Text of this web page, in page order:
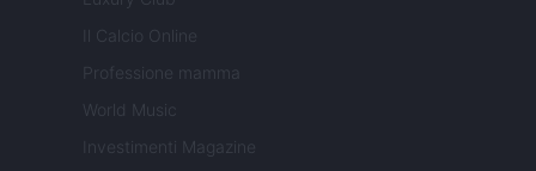
Il Calcio Online
Professione mamma
World Music
Investimenti Magazine